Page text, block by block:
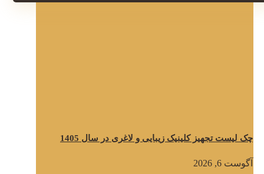
چک لیست تجهیز کلینیک زیبایی و لاغری در سال 1405
آگوست 6, 2026